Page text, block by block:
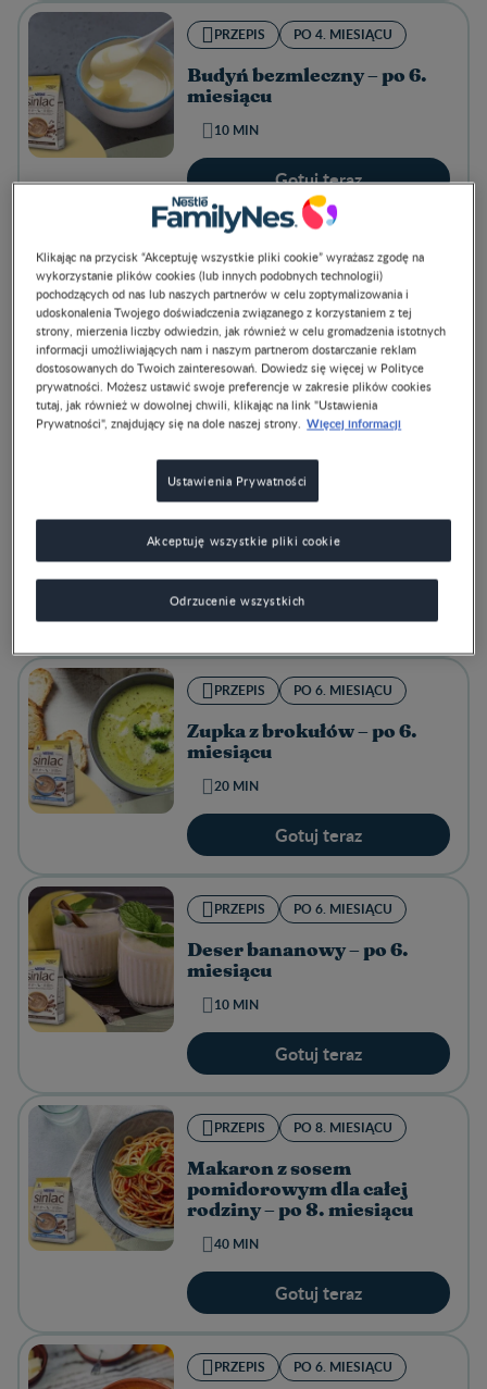
PRZEPIS PO 4. MIESIĄCU
Budyń bezmleczny – po 6.
miesiącu
10 MIN
Gotuj teraz
PRZEPIS PO 6. MIESIĄCU
Delikatny deser jabłkowy –
po 6. miesiącu
20 MIN
Gotuj teraz
kurczakiem – po 7. miesiącu
30 MIN
Gotuj teraz
PRZEPIS PO 6. MIESIĄCU
Zupka z brokułów – po 6.
miesiącu
20 MIN
Gotuj teraz
PRZEPIS PO 6. MIESIĄCU
Deser bananowy – po 6.
miesiącu
10 MIN
Gotuj teraz
PRZEPIS PO 8. MIESIĄCU
Makaron z sosem
pomidorowym dla całej
rodziny – po 8. miesiącu
40 MIN
Gotuj teraz
PRZEPIS PO 6. MIESIĄCU
Klikając na przycisk “Akceptuję wszystkie pliki cookie” wyrażasz zgodę na
wykorzystanie plików cookies (lub innych podobnych technologii)
pochodzących od nas lub naszych partnerów w celu zoptymalizowania i
udoskonalenia Twojego doświadczenia związanego z korzystaniem z tej
strony, mierzenia liczby odwiedzin, jak również w celu gromadzenia istotnych
informacji umożliwiających nam i naszym partnerom dostarczanie reklam
dostosowanych do Twoich zainteresowań. Dowiedz się więcej w Polityce
prywatności. Możesz ustawić swoje preferencje w zakresie plików cookies
tutaj, jak również w dowolnej chwili, klikając na link "Ustawienia
Prywatności", znajdujący się na dole naszej strony. Więcej informacji
Ustawienia Prywatności
Odrzucenie wszystkich
Akceptuję wszystkie pliki cookie